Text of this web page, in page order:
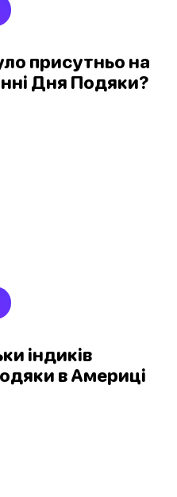
присутньо на
Дня Подяки?
індиків
в Америці